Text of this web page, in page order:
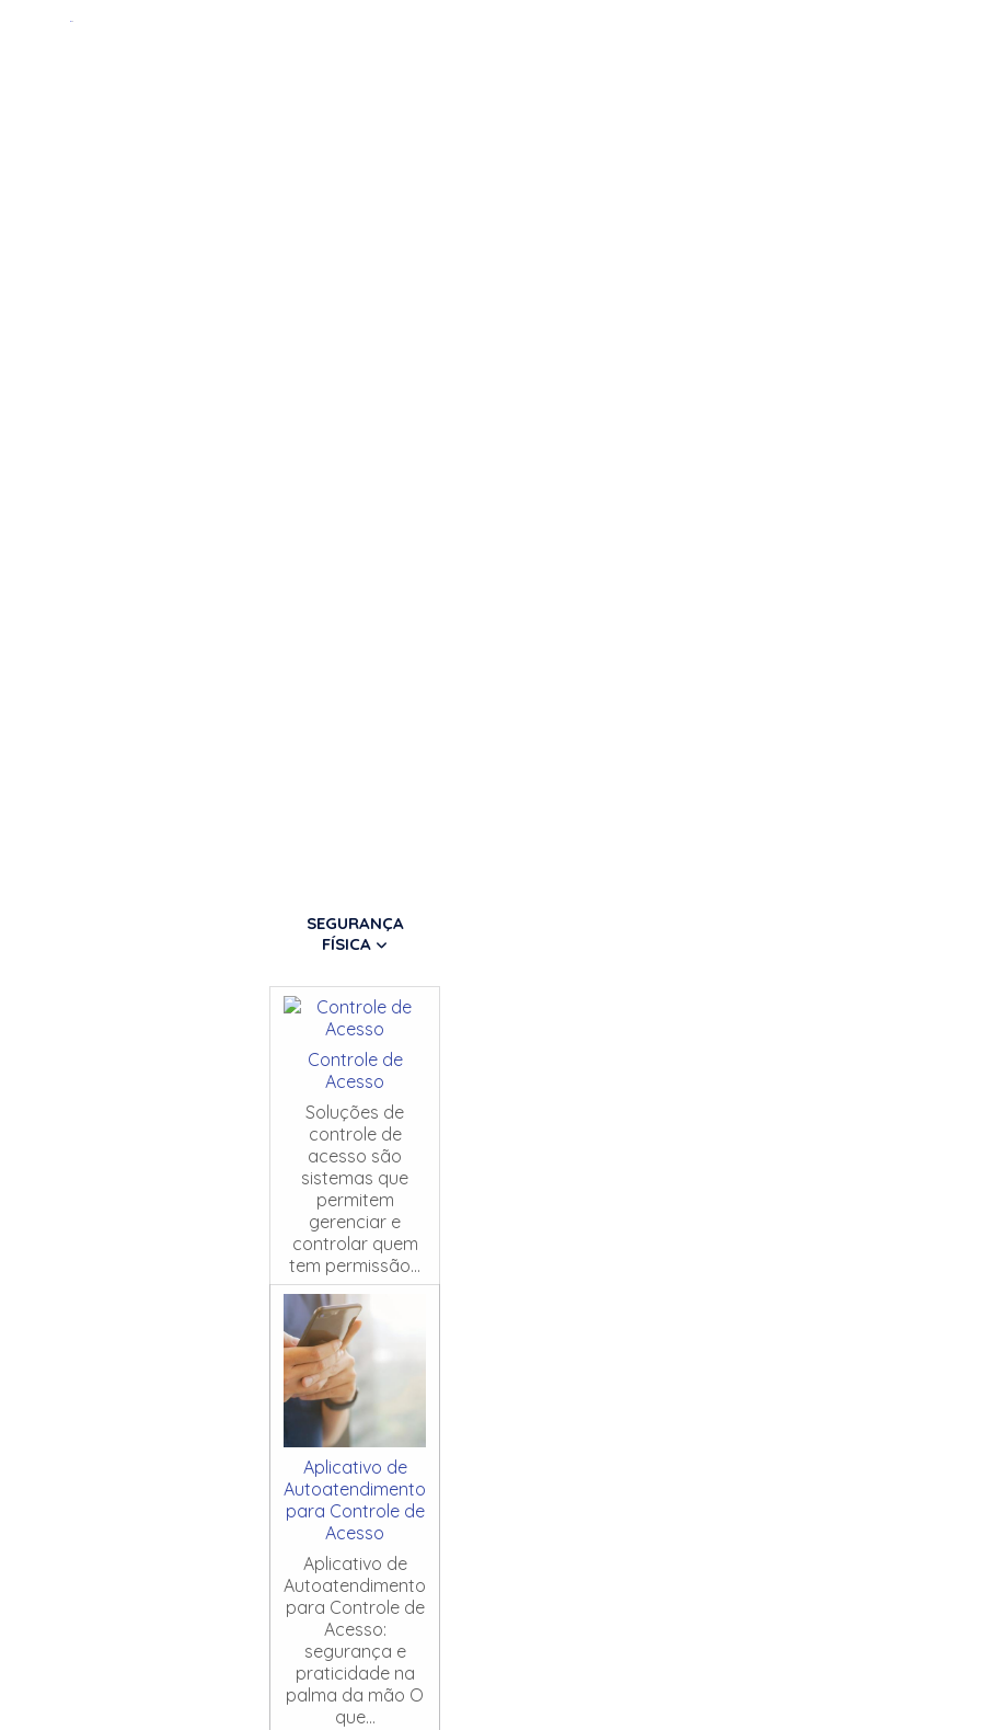
SEGURANÇA
FÍSICA
Controle de
Acesso
Soluções de
controle de
acesso são
sistemas que
permitem
gerenciar e
controlar quem
tem permissão...
Aplicativo de
Autoatendimento
para Controle de
Acesso
Aplicativo de
Autoatendimento
para Controle de
Acesso:
segurança e
praticidade na
palma da mão O
que...